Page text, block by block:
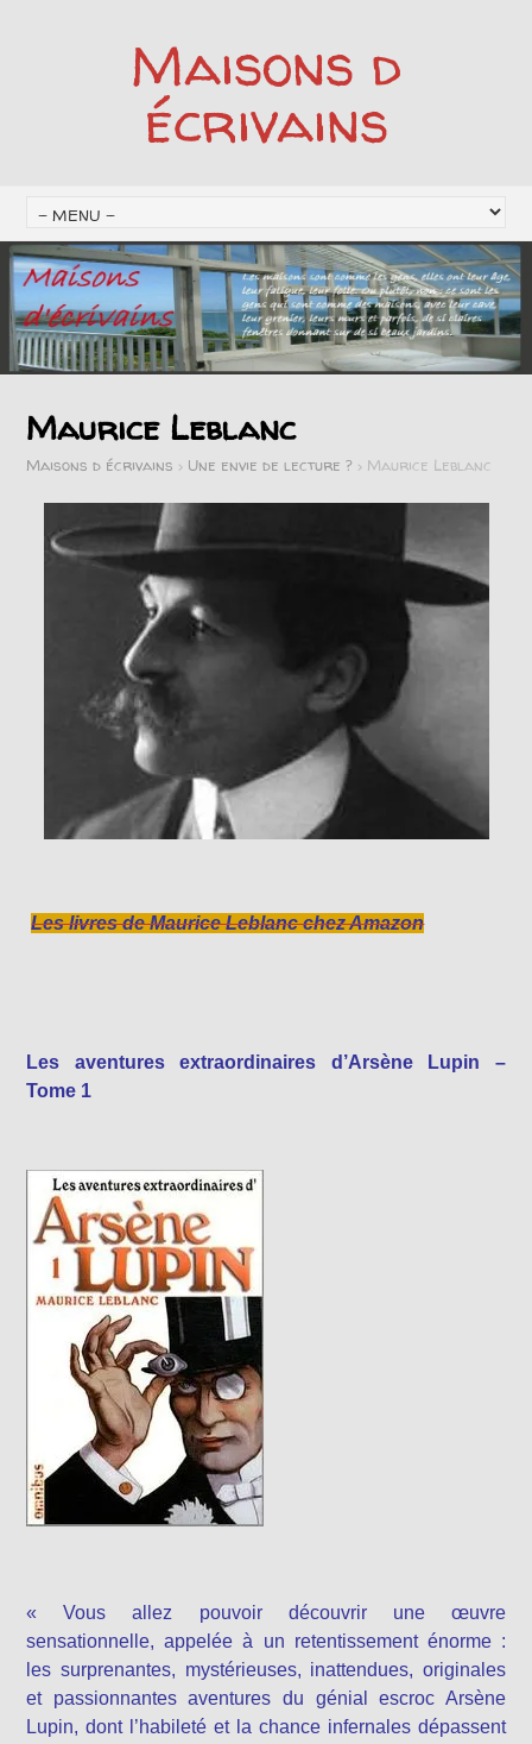
Maisons d
écrivains
Maurice Leblanc
Maisons d écrivains > Une envie de lecture ? > Maurice Leblanc
Les livres de Maurice Leblanc chez Amazon
Les aventures extraordinaires d’Arsène Lupin –
Tome 1
« Vous allez pouvoir découvrir une œuvre
sensationnelle, appelée à un retentissement énorme :
les surprenantes, mystérieuses, inattendues, originales
et passionnantes aventures du génial escroc Arsène
Lupin, dont l’habileté et la chance infernales dépassent